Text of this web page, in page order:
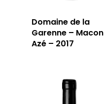
Domaine de la
Garenne – Macon
Azé – 2017